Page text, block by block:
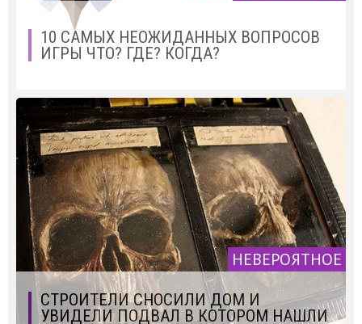
10 САМЫХ НЕОЖИДАННЫХ ВОПРОСОВ
ИГРЫ ЧТО? ГДЕ? КОГДА?
НЕВЕРОЯТНОЕ
СТРОИТЕЛИ СНОСИЛИ ДОМ И
УВИДЕЛИ ПОДВАЛ В КОТОРОМ НАШЛИ